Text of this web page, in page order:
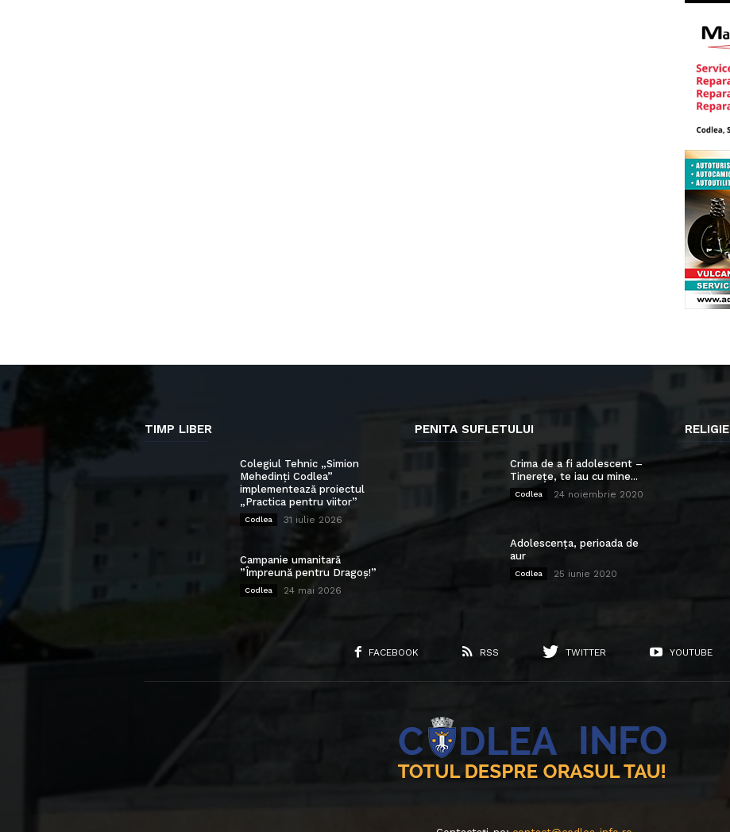
TIMP LIBER
Colegiul Tehnic „Simion
Mehedinți Codlea”
implementează proiectul
„Practica pentru viitor”
Codlea 31 iulie 2026
Campanie umanitară
”Împreună pentru Dragoș!”
Codlea 24 mai 2026
PENITA SUFLETULUI
Crima de a fi adolescent –
Tinerețe, te iau cu mine...
Codlea 24 noiembrie 2020
Adolescența, perioada de
aur
Codlea 25 iunie 2020
RELIGIE
FACEBOOK RSS TWITTER YOUTUBE